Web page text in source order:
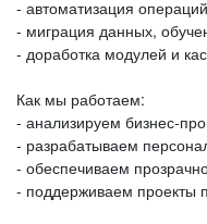
- автоматизация
- миграция данных,
- доработка модулей и
Как мы работаем:
- анализируем
- разрабатываем
- обеспечиваем
- поддерживаем проекты